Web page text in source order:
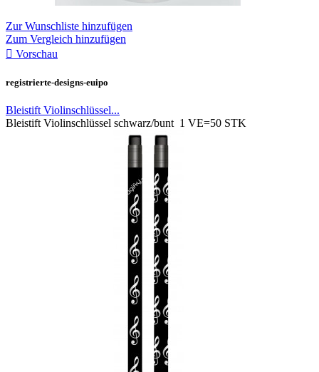
Zur Wunschliste hinzufügen
Zum Vergleich hinzufügen
 Vorschau
registrierte-designs-euipo
Bleistift Violinschlüssel...
Bleistift Violinschlüssel schwarz/bunt 1 VE=50 STK